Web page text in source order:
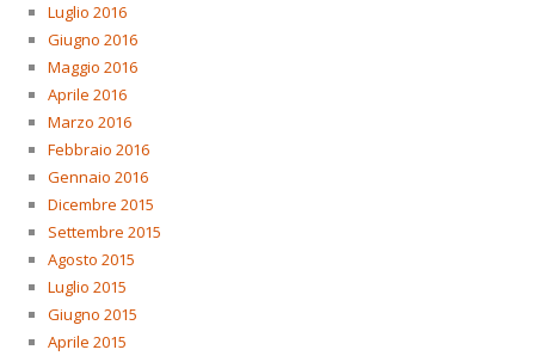
Luglio 2016
Giugno 2016
Maggio 2016
Aprile 2016
Marzo 2016
Febbraio 2016
Gennaio 2016
Dicembre 2015
Settembre 2015
Agosto 2015
Luglio 2015
Giugno 2015
Aprile 2015